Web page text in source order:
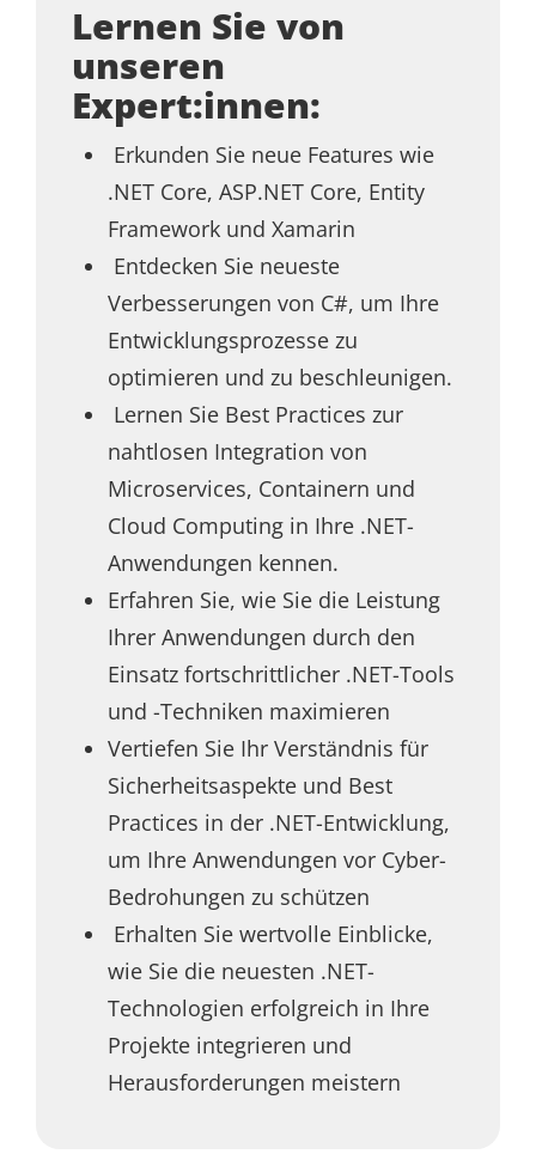
Lernen Sie von
unseren
Expert:innen:
Erkunden Sie neue Features wie
.NET Core, ASP.NET Core, Entity
Framework und Xamarin
Entdecken Sie neueste
Verbesserungen von C#, um Ihre
Entwicklungsprozesse zu
optimieren und zu beschleunigen.
Lernen Sie Best Practices zur
nahtlosen Integration von
Microservices, Containern und
Cloud Computing in Ihre .NET-
Anwendungen kennen.
Erfahren Sie, wie Sie die Leistung
Ihrer Anwendungen durch den
Einsatz fortschrittlicher .NET-Tools
und -Techniken maximieren
Vertiefen Sie Ihr Verständnis für
Sicherheitsaspekte und Best
Practices in der .NET-Entwicklung,
um Ihre Anwendungen vor Cyber-
Bedrohungen zu schützen
Erhalten Sie wertvolle Einblicke,
wie Sie die neuesten .NET-
Technologien erfolgreich in Ihre
Projekte integrieren und
Herausforderungen meistern